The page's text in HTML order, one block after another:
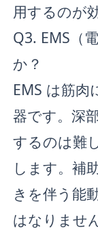
用するのが
Q3. EMS（
か？
EMS は筋肉
器です。深
するのは難
します。補
きを伴う能
はなりません